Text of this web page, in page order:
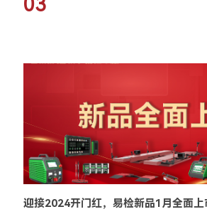
03
迎接2024开门红，易检新品1月全面上